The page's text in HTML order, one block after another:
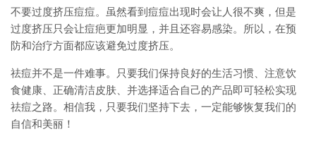
不要过度挤压痘痘。虽然看到痘痘出现时会让人很不爽，但是
过度挤压只会让痘疤更加明显，并且还容易感染。所以，在预
防和治疗方面都应该避免过度挤压。
祛痘并不是一件难事。只要我们保持良好的生活习惯、注意饮
食健康、正确清洁皮肤、并选择适合自己的产品即可轻松实现
祛痘之路。相信我，只要我们坚持下去，一定能够恢复我们的
自信和美丽！